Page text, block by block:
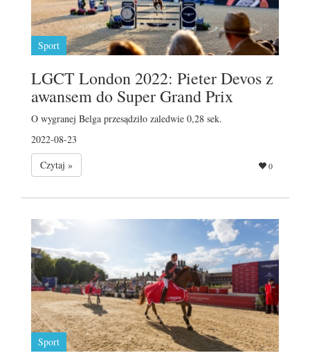
Sport
LGCT London 2022: Pieter Devos z
awansem do Super Grand Prix
O wygranej Belga przesądziło zaledwie 0,28 sek.
2022-08-23
Czytaj »
0
Sport